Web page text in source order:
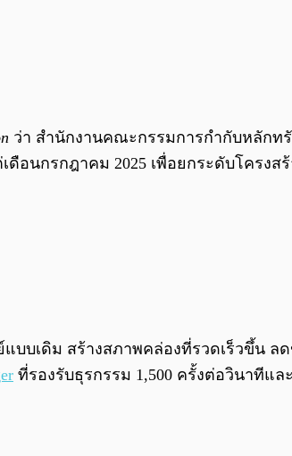
ว่า สำนักงานคณะกรรมการกำกับหลักท
อนกรกฎาคม 2025 เพื่อยกระดับโครง
บเดิม สร้างสภาพคล่องที่รวดเร็วขึ้น
ที่รองรับธุรกรรม 1,500 ครั้งต่อวินาทีแล